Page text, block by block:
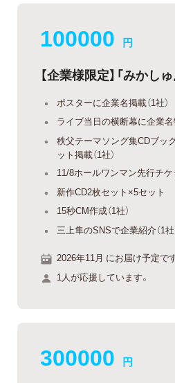
100000 円
【企業様限定】「みかし
ポスターに企業名掲載（1社）
ライブ当日の横断幕に企業名
秩父テーマソング集CDブッ
ット掲載（1社）
11/8ホールワンマン先行チ
新作CD2枚セット×5セット
15秒CM作成（1社）
三上隼のSNSで企業紹介（1社
2026年11月 にお届け予定です
1人が応援しています。
300000 円